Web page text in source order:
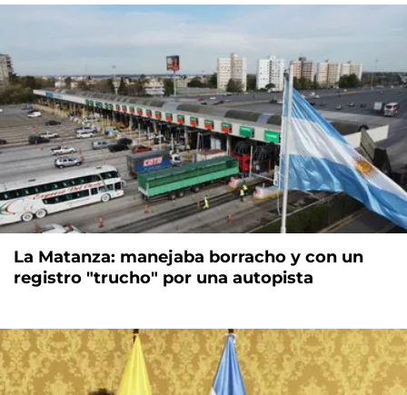
La Matanza: manejaba borracho y con un
registro "trucho" por una autopista